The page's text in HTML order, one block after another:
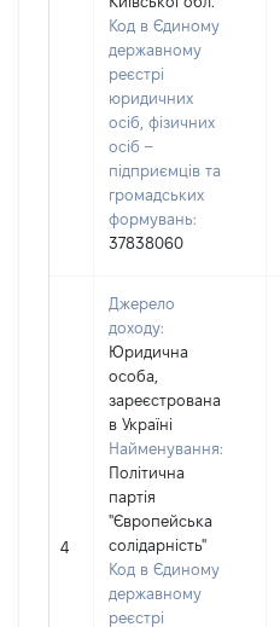
Код в Єдиному
державному
реєстрі
юридичних
осіб, фізичних
осіб –
підприємців та
громадських
формувань:
37838060
4
Джерело
доходу:
Юридична
особа,
зареєстрована
в Україні
Найменування:
Політична
партія
"Європейська
солідарність"
Код в Єдиному
державному
реєстрі